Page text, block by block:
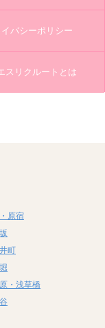
イバシーポリシー
スリクルートとは
原宿
町
・浅草橋